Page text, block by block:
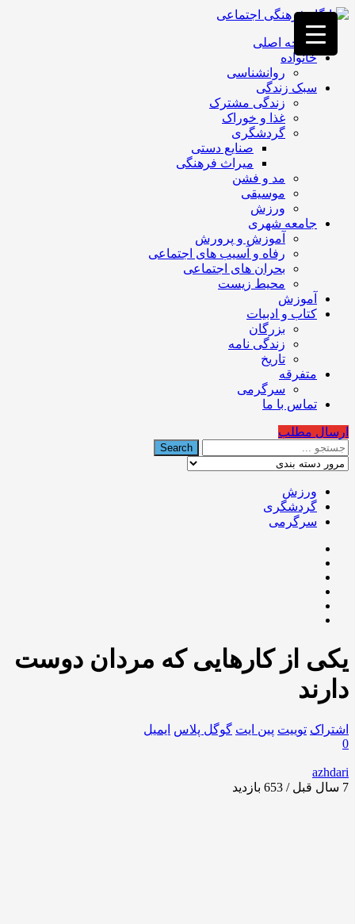
فصد
خون
غرب
تهران
خشکشویی
تصفیه
تهران
صفحه اصلی
خانواده
روانشناسی
سبک زندگی
زندگی مشترک
غذا و خوراک
گردشگری
صنایع دستی
میراث فرهنگی
مد و فشن
موسیقی
ورزش
جامعه شهری
آموزش و پرورش
رفاه و آسیب های اجتماعی
بحران های اجتماعی
محیط زیست
آموزش
کتاب و ادبیات
بزرگان
زندگی نامه
تاریخ
متفرقه
سرگرمی
تماس با ما
ارسال مطلب
ورزش
گردشگری
سرگرمی
یکی از کارهایی که مردان دوست
دارند
اشتراک توییت پین ایت گوگل‌ پلاس ایمیل
0
azhdari
7 سال قبل / 653
بازدید